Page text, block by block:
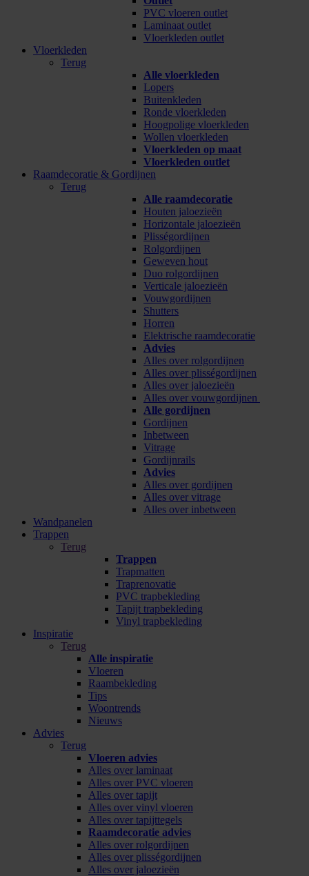
PVC vloeren outlet
Laminaat outlet
Vloerkleden outlet
Vloerkleden
Terug
Alle vloerkleden
Lopers
Buitenkleden
Ronde vloerkleden
Hoogpolige vloerkleden
Wollen vloerkleden
Vloerkleden op maat
Vloerkleden outlet
Raamdecoratie & Gordijnen
Terug
Alle raamdecoratie
Houten jaloezieën
Horizontale jaloezieën
Plisségordijnen
Rolgordijnen
Geweven hout
Duo rolgordijnen
Verticale jaloezieën
Vouwgordijnen
Shutters
Horren
Elektrische raamdecoratie
Advies
Alles over rolgordijnen
Alles over plisségordijnen
Alles over jaloezieën
Alles over vouwgordijnen
Alle gordijnen
Gordijnen
Inbetween
Vitrage
Gordijnrails
Advies
Alles over gordijnen
Alles over vitrage
Alles over inbetween
Wandpanelen
Trappen
Terug
Trappen
Trapmatten
Traprenovatie
PVC trapbekleding
Tapijt trapbekleding
Vinyl trapbekleding
Inspiratie
Terug
Alle inspiratie
Vloeren
Raambekleding
Tips
Woontrends
Nieuws
Advies
Terug
Vloeren advies
Alles over laminaat
Alles over PVC vloeren
Alles over tapijt
Alles over vinyl vloeren
Alles over tapijttegels
Raamdecoratie advies
Alles over rolgordijnen
Alles over plisségordijnen
Alles over jaloezieën